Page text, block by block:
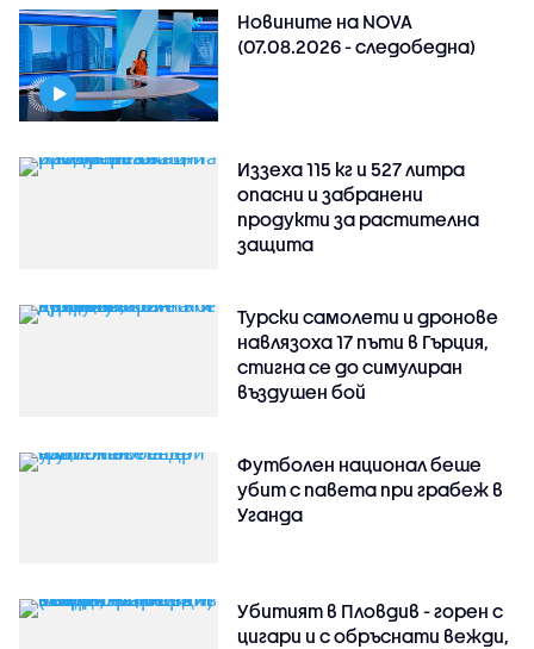
Новините на NOVA
(07.08.2026 - следобедна)
Иззеха 115 кг и 527 литра
опасни и забранени
продукти за растителна
защита
Турски самолети и дронове
навлязоха 17 пъти в Гърция,
стигна се до симулиран
въздушен бой
Футболен национал беше
убит с павета при грабеж в
Уганда
Убитият в Пловдив - горен с
цигари и с обръснати вежди,